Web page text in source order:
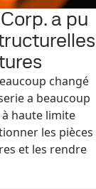
a pu
changé
a beaucoup
à haute limite
les pièces
et les rendre